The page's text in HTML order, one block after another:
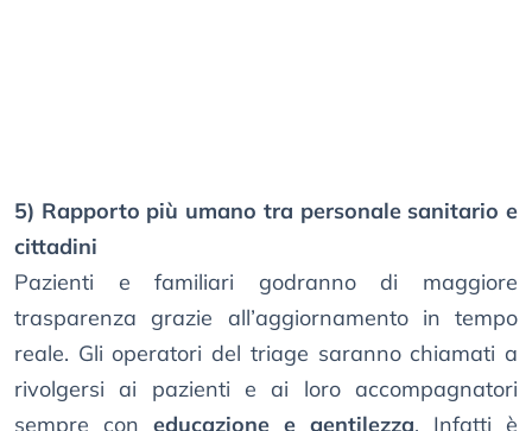
5) Rapporto più umano tra personale sanitario e
cittadini
Pazienti e familiari godranno di maggiore
trasparenza grazie all’aggiornamento in tempo
reale. Gli operatori del triage saranno chiamati a
rivolgersi ai pazienti e ai loro accompagnatori
sempre con educazione e gentilezza. Infatti è